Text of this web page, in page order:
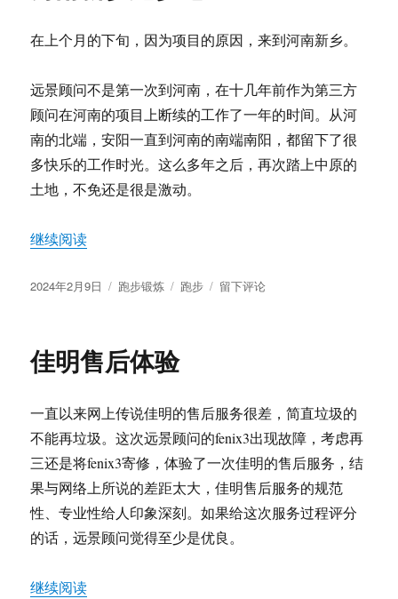
步
在上个月的下旬，因为项目的原因，来到河南新乡。
远景顾问不是第一次到河南，在十几年前作为第三方
顾问在河南的项目上断续的工作了一年的时间。从河
南的北端，安阳一直到河南的南端南阳，都留下了很
多快乐的工作时光。这么多年之后，再次踏上中原的
土地，不免还是很是激动。
继续阅读“河南新乡跑步记”
发
2024年2月9日
分
跑步锻炼
标
跑步
于
记
留下评论
佳明售后体验
一直以来网上传说佳明的售后服务很差，简直垃圾的
不能再垃圾。这次远景顾问的fenix3出现故障，考虑再
三还是将fenix3寄修，体验了一次佳明的售后服务，结
果与网络上所说的差距太大，佳明售后服务的规范
性、专业性给人印象深刻。如果给这次服务过程评分
的话，远景顾问觉得至少是优良。
继续阅读“佳明售后体验”